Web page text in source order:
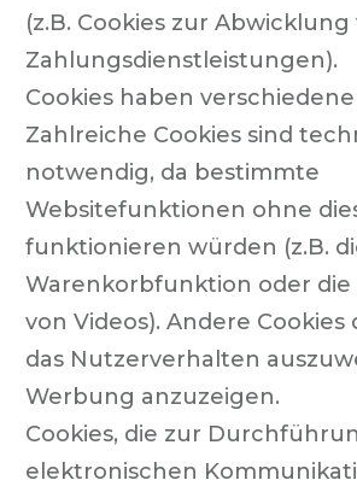
(z.B. Cookies zur Abwicklung
Zahlungsdienstleistungen).
Cookies haben
Zahlreiche Cookies sind
notwendig, da bestimmte
Websitefunktionen ohne
funktionieren würden (z.B.
Warenkorbfunktion oder die
von Videos). Andere Cookies
das Nutzerverhalten
Werbung anzuzeigen.
Cookies, die zur
elektronischen